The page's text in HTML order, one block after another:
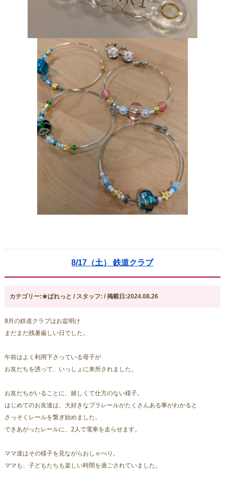
8/17（土） 鉄道クラブ
カテゴリー:★ぱれっと / スタッフ: / 掲載日:2024.08.26
8月の鉄道クラブはお盆明け
まだまだ残暑厳しい日でした。
午前はよく利用下さっている母子が
お友だちを誘って、いっしょに来所されました。
お友だちがいることに、嬉しくて仕方のない様子。
はじめてのお友達は、大好きなプラレールがたくさんある事がわかると
さっそくレールを繋ぎ始めました。
できあがったレールに、2人で電車を走らせます。
ママ達はその様子を見ながらおしゃべり。
ママも、子どもたちも楽しい時間を過ごされていました。